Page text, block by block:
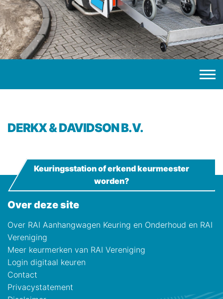
DERKX & DAVIDSON B.V.
Over deze site
Over RAI Aanhangwagen Keuring en Onderhoud en RAI
Vereniging
Meer keurmerken van RAI Vereniging
Login digitaal keuren
Contact
Privacystatement
Keuringsstation of erkend keurmeester
worden?